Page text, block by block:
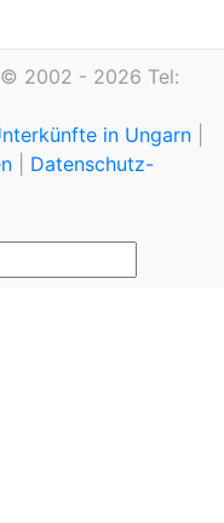
2002 - 2026 Tel:
in Ungarn
Datenschutz-